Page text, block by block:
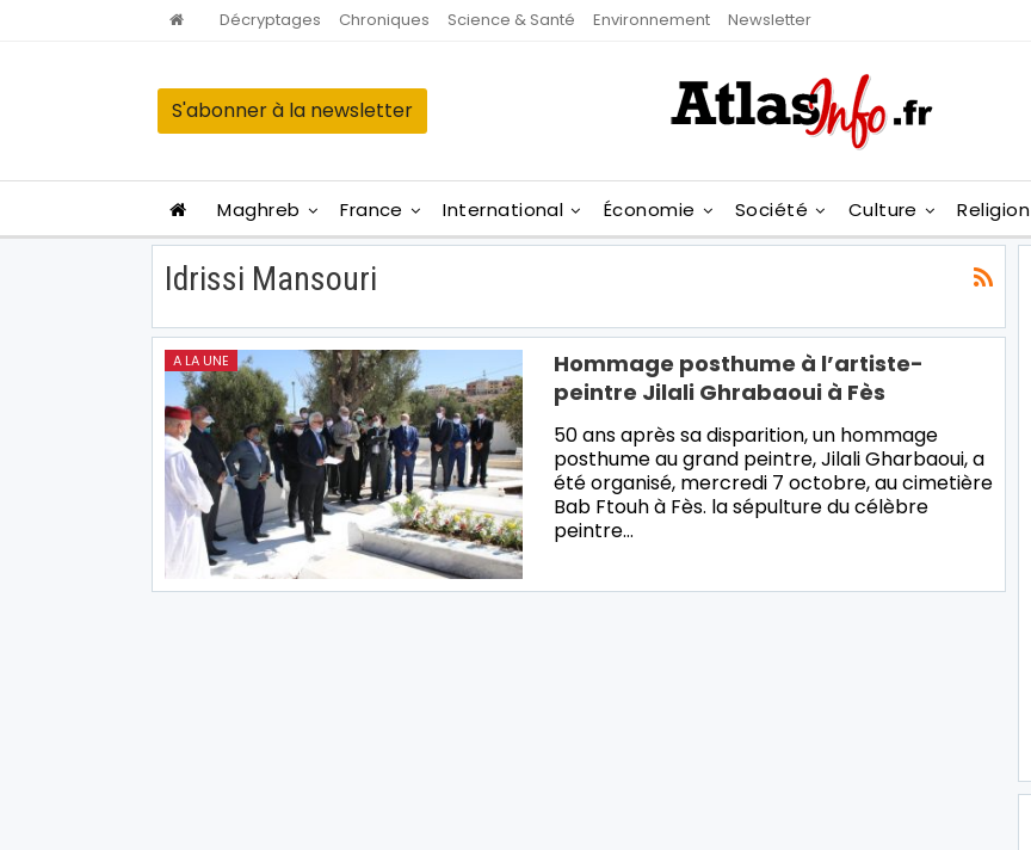
Décryptages Chroniques Science & Santé Environnement Newsletter
S'abonner à la newsletter
Maghreb France International Économie Société Culture Religion
Idrissi Mansouri
A LA UNE
Hommage posthume à l’artiste-
peintre Jilali Ghrabaoui à Fès
50 ans après sa disparition, un hommage
posthume au grand peintre, Jilali Gharbaoui, a
été organisé, mercredi 7 octobre, au cimetière
Bab Ftouh à Fès. la sépulture du célèbre
peintre…